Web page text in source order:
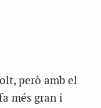
però amb el
més gran i